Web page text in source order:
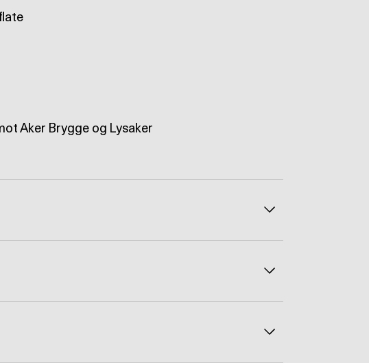
Aker Brygge og Lysaker
Veksle åpne og lukke
Veksle åpne og lukke
Veksle åpne og lukke